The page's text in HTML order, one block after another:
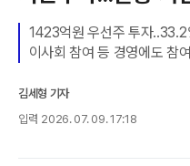
1423억원 우선주 투자
이사회 참여 등 경영에도 참여
김세형 기자
입력 2026. 07. 09. 17:18